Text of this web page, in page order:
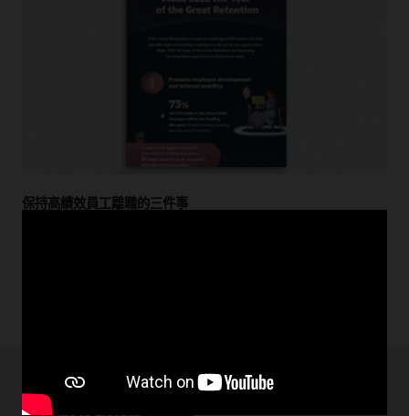
保持高績效員工離職的三件事